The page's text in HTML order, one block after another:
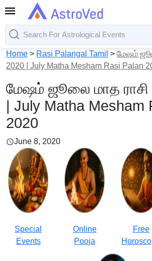
Home > Rasi Palangal Tamil > மேஷம்
2020 | July Matha Mesham Rasi Palan
மேஷம் ஜூலை மாத
| July Matha Mesham
2020
June 8, 2020
Special
Events
Online
Pooja
Free